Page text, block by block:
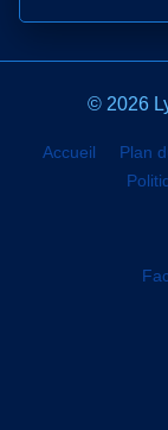
© 2026
Accueil Plan